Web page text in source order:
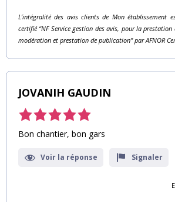
L’intégralité des avis clients de Mon établissement
certifié “NF Service gestion des avis, pour la
modération et prestation de publication” par AFNOR
JOVANIH GAUDIN
Bon chantier, bon gars
Voir la réponse Signaler